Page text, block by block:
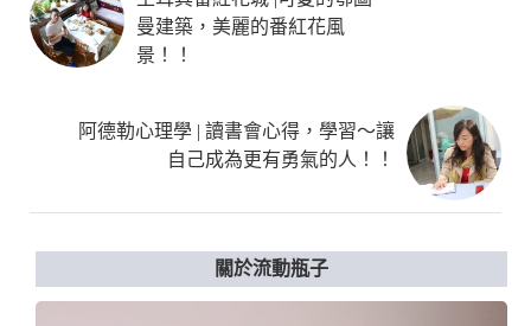
曼建築，美麗的番紅花風
景！！
阿德勒心理學 | 讀書會心得，學習～讓
自己成為更有勇氣的人！！
關於流動瓶子